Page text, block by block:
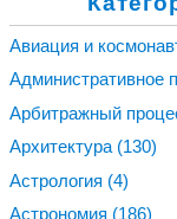
Авиация и
Административное
Арбитражный
Архитектура (130)
Астрология (4)
Астрономия (186)